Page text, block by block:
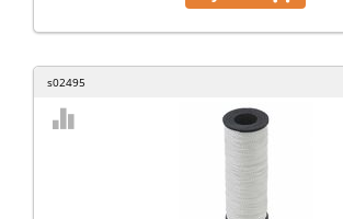
s02495